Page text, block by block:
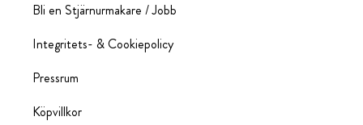
Bli en Stjärnurmakare / Jobb
Integritets- & Cookiepolicy
Pressrum
Köpvillkor